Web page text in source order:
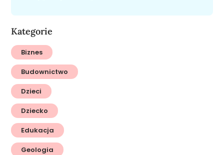
Kategorie
Biznes
Budownictwo
Dzieci
Dziecko
Edukacja
Geologia